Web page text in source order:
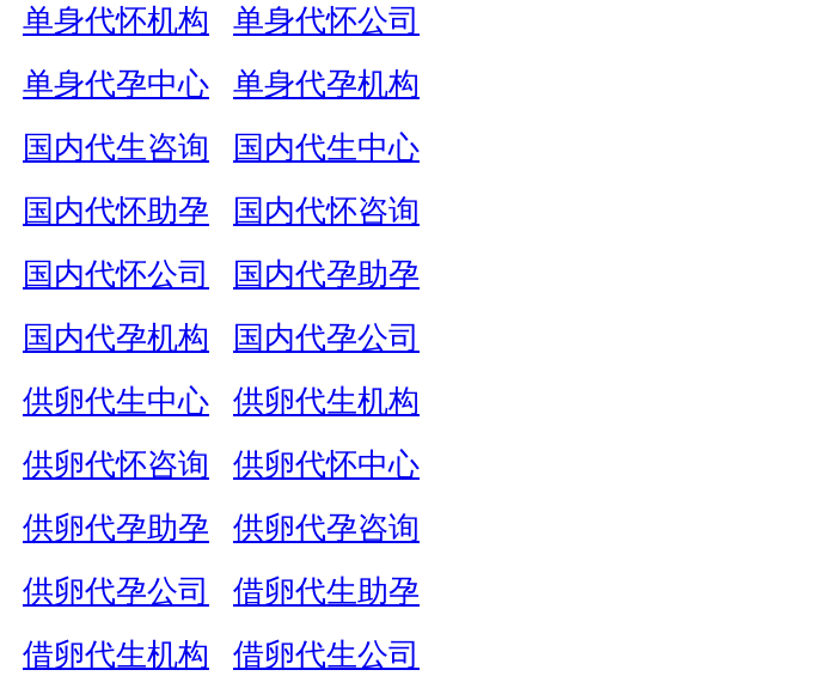
单身代怀机构
单身代怀公司
单身代孕中心
单身代孕机构
国内代生咨询
国内代生中心
国内代怀助孕
国内代怀咨询
国内代怀公司
国内代孕助孕
国内代孕机构
国内代孕公司
供卵代生中心
供卵代生机构
供卵代怀咨询
供卵代怀中心
供卵代孕助孕
供卵代孕咨询
供卵代孕公司
借卵代生助孕
借卵代生机构
借卵代生公司